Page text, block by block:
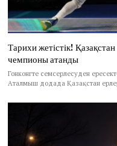
Тарихи жетістік!
чемпионы атанды
Гонконгте семсерлесуден
Аталмыш додада Қазақстан